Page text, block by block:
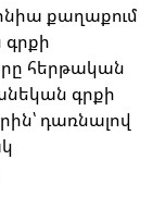
քաղաքում
հերթական
գրքի
դառնալով